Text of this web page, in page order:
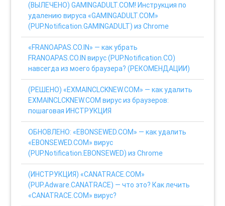
(ВЫЛЕЧЕНО) GAMINGADULT.COM! Инструкция по
удалению вируса «GAMINGADULT.COM»
(PUP.Notification.GAMINGADULT) из Chrome
«FRANOAPAS.CO.IN» — как убрать
FRANOAPAS.CO.IN вирус (PUP.Notification.CO)
навсегда из моего браузера? (РЕКОМЕНДАЦИИ)
(РЕШЕНО) «EXMAINCLCKNEW.COM» — как удалить
EXMAINCLCKNEW.COM вирус из браузеров:
пошаговая ИНСТРУКЦИЯ
ОБНОВЛЕНО: «EBONSEWED.COM» — как удалить
«EBONSEWED.COM» вирус
(PUP.Notification.EBONSEWED) из Chrome
(ИНСТРУКЦИЯ) «CANATRACE.COM»
(PUP.Adware.CANATRACE) — что это? Как лечить
«CANATRACE.COM» вирус?